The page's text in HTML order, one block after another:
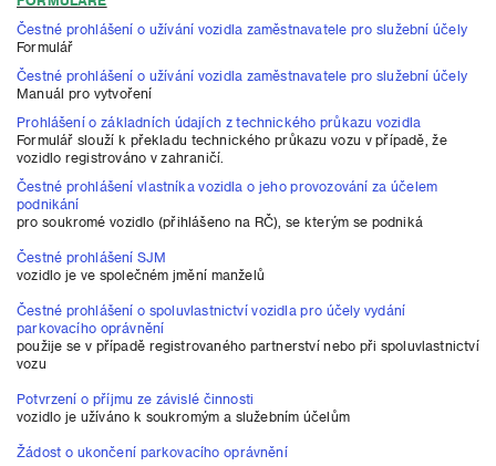
Čestné prohlášení o užívání vozidla zaměstnavatele pro služební účely
Formulář
Čestné prohlášení o užívání vozidla zaměstnavatele pro služební účely
Manuál pro vytvoření
Prohlášení o základních údajích z technického průkazu vozidla
Formulář slouží k překladu technického průkazu vozu v případě, že
vozidlo registrováno v zahraničí.
Čestné prohlášení vlastníka vozidla o jeho provozování za účelem
podnikání
pro soukromé vozidlo (přihlášeno na RČ), se kterým se podniká
Čestné prohlášení SJM
vozidlo je ve společném jmění manželů
Čestné prohlášení o spoluvlastnictví vozidla pro účely vydání
parkovacího oprávnění
použije se v případě registrovaného partnerství nebo při spoluvlastnictví
vozu
Potvrzení o příjmu ze závislé činnosti
vozidlo je užíváno k soukromým a služebním účelům
Žádost o ukončení parkovacího oprávnění